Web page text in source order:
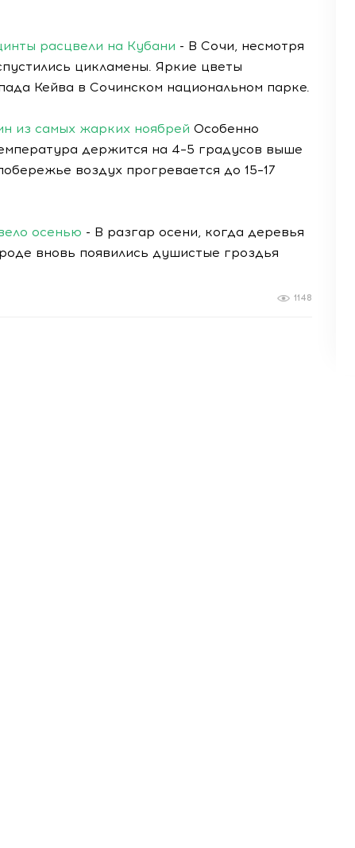
расцвели на Кубани - В Сочи, несмотря
цикламены. Яркие цветы
Кейва в Сочинском национальном парке.
из самых жарких ноябрей Особенно
держится на 4–5 градусов выше
воздух прогревается до 15–17
осенью - В разгар осени, когда деревья
вновь появились душистые гроздья
1148